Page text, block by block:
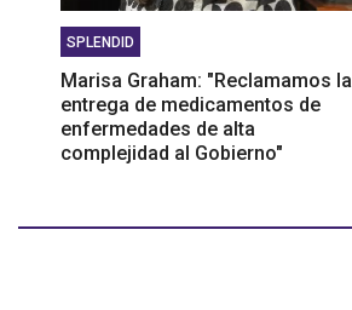
SPLENDID
Marisa Graham: "Reclamamos la
entrega de medicamentos de
enfermedades de alta
complejidad al Gobierno"